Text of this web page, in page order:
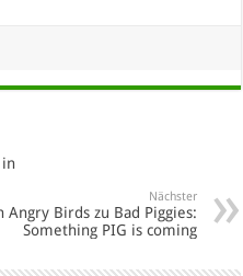
in
Nächster
Angry Birds zu Bad Piggies:
Something PIG is coming